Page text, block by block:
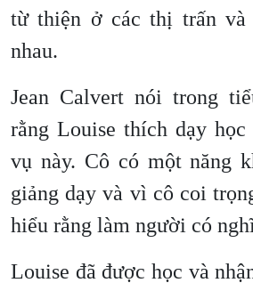
từ thiện ở các thị trấn và
nhau.
Jean Calvert nói trong
rằng Louise thích dạy
vụ này. Cô có một năng
giảng dạy và vì cô coi
hiểu rằng làm người có
Louise đã được học và